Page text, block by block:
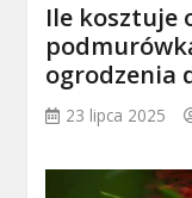
Ile kosztuje
ogrodzenia
23 lipca 2025